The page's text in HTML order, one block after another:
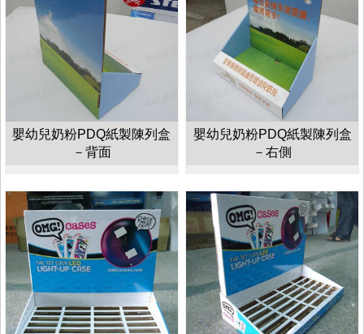
嬰幼兒奶粉PDQ紙製陳列盒
－背面
嬰幼兒奶粉PDQ紙製陳列盒
－右側